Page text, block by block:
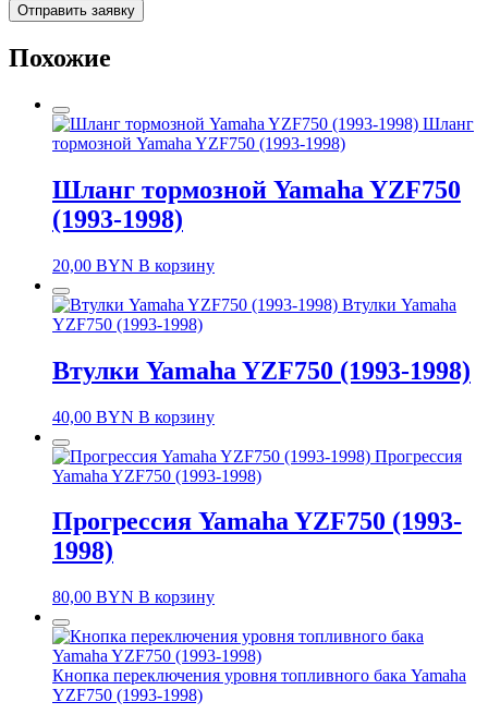
Отправить заявку
Похожие
Шланг
тормозной Yamaha YZF750 (1993-1998)
Шланг тормозной Yamaha YZF750
(1993-1998)
20,00 BYN В корзину
Втулки Yamaha
YZF750 (1993-1998)
Втулки Yamaha YZF750 (1993-1998)
40,00 BYN В корзину
Прогрессия
Yamaha YZF750 (1993-1998)
Прогрессия Yamaha YZF750 (1993-
1998)
80,00 BYN В корзину
Кнопка переключения уровня топливного бака Yamaha
YZF750 (1993-1998)